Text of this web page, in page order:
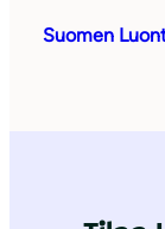
Suomen